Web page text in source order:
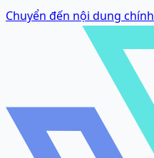
Chuyển đến nội dung chính